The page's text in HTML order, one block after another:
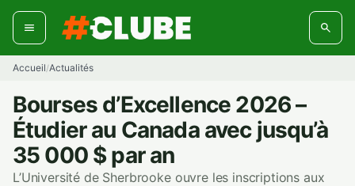
Aller
contenu
Accueil/Actualités
Bourses d’Excellence 2026 –
Étudier au Canada avec jusqu’à
35 000 $ par an
L’Université de Sherbrooke ouvre les inscriptions aux